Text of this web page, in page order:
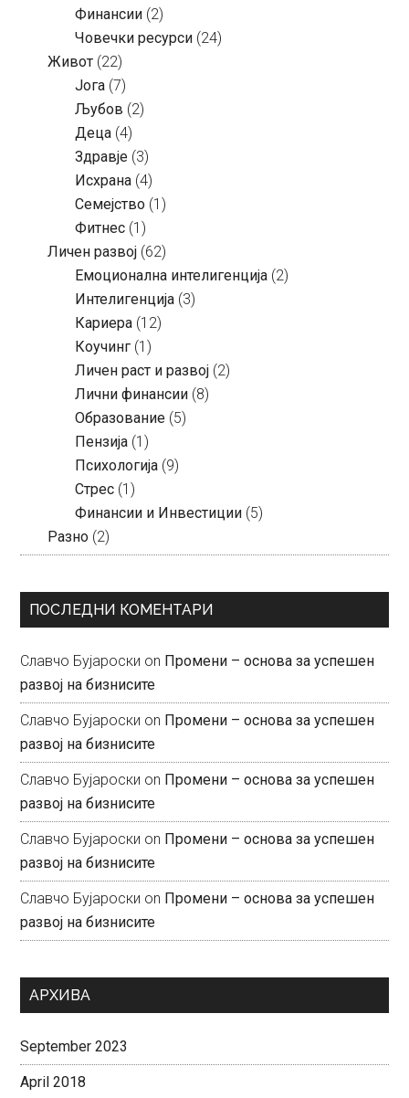
Финансии (2)
Човечки ресурси (24)
Живот (22)
Јога (7)
Љубов (2)
Деца (4)
Здравје (3)
Исхрана (4)
Семејство (1)
Фитнес (1)
Личен развој (62)
Емоционална интелигенција (2)
Интелигенција (3)
Кариера (12)
Коучинг (1)
Личен раст и развој (2)
Лични финансии (8)
Образование (5)
Пензија (1)
Психологија (9)
Стрес (1)
Финансии и Инвестиции (5)
Разно (2)
ПОСЛЕДНИ КОМЕНТАРИ
Славчо Бујароски on Промени – основа за успешен
развој на бизнисите
Славчо Бујароски on Промени – основа за успешен
развој на бизнисите
Славчо Бујароски on Промени – основа за успешен
развој на бизнисите
Славчо Бујароски on Промени – основа за успешен
развој на бизнисите
Славчо Бујароски on Промени – основа за успешен
развој на бизнисите
АРХИВА
September 2023
April 2018